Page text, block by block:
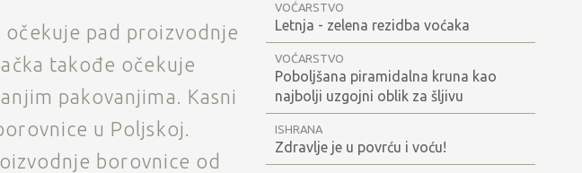
pad proizvodnje
takođe očekuje
pakovanjima. Kasni
u Poljskoj.
borovnice od
VOĆARSTVO
Letnja - zelena rezidba voćaka
VOĆARSTVO
Poboljšana piramidalna kruna kao
najbolji uzgojni oblik za šljivu
ISHRANA
Zdravlje je u povrću i voću!